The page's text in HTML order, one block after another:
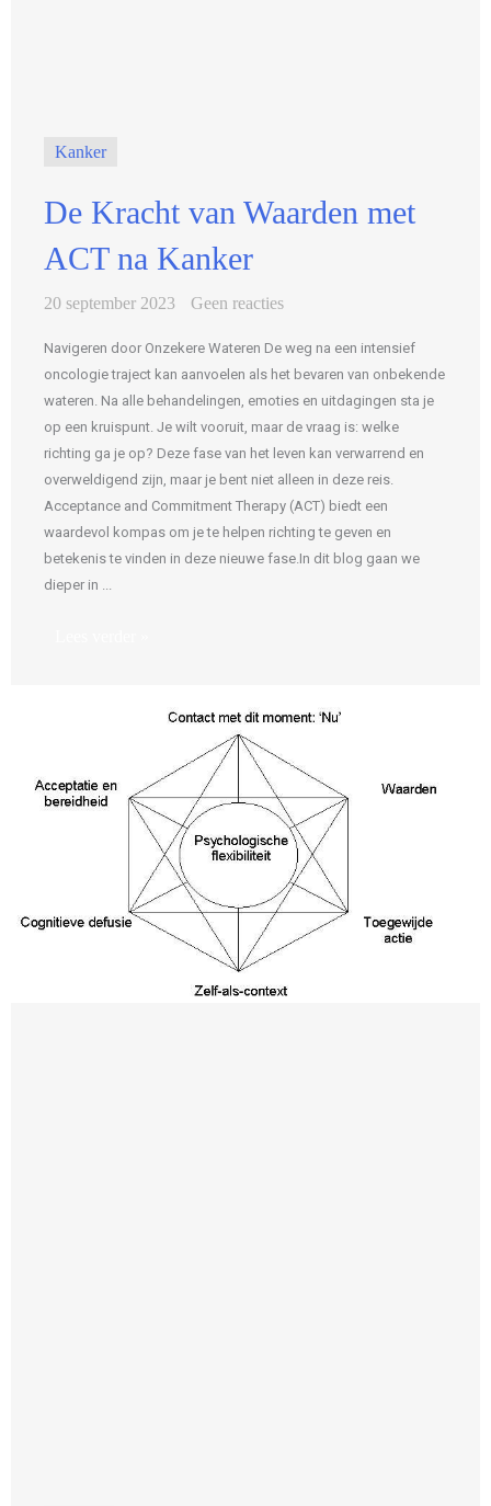
Kanker
De Kracht van Waarden met
ACT na Kanker
20 september 2023 Geen reacties
Navigeren door Onzekere Wateren De weg na een intensief
oncologie traject kan aanvoelen als het bevaren van onbekende
wateren. Na alle behandelingen, emoties en uitdagingen sta je
op een kruispunt. Je wilt vooruit, maar de vraag is: welke
richting ga je op? Deze fase van het leven kan verwarrend en
overweldigend zijn, maar je bent niet alleen in deze reis.
Acceptance and Commitment Therapy (ACT) biedt een
waardevol kompas om je te helpen richting te geven en
betekenis te vinden in deze nieuwe fase.In dit blog gaan we
dieper in ...